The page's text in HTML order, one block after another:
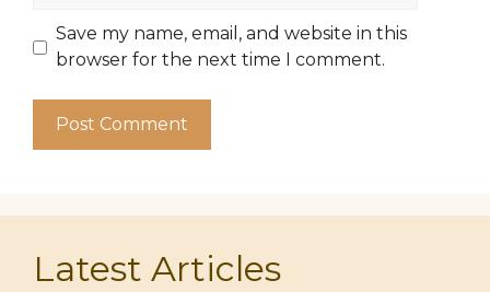
Save my name, email, and website in this
browser for the next time I comment.
Latest Articles